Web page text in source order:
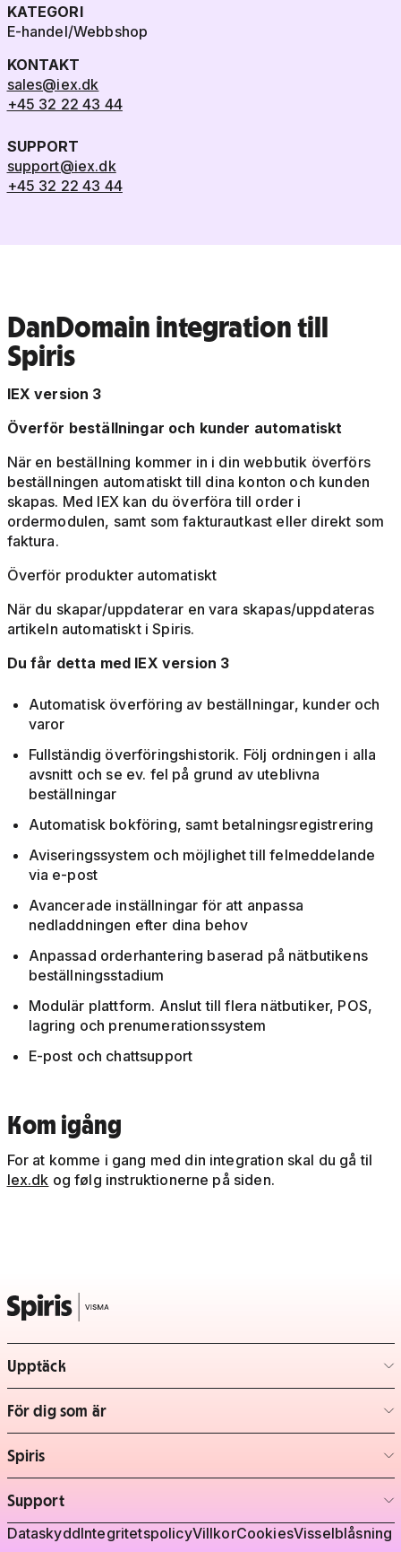
KATEGORI
E-handel/Webbshop
KONTAKT
sales@iex.dk
+45 32 22 43 44
SUPPORT
support@iex.dk
+45 32 22 43 44
DanDomain integration till
Spiris
IEX version 3
Överför beställningar och kunder automatiskt
När en beställning kommer in i din webbutik överförs
beställningen automatiskt till dina konton och kunden
skapas. Med IEX kan du överföra till order i
ordermodulen, samt som fakturautkast eller direkt som
faktura.
Överför produkter automatiskt
När du skapar/uppdaterar en vara skapas/uppdateras
artikeln automatiskt i Spiris.
Du får detta med IEX version 3
Automatisk överföring av beställningar, kunder och
varor
Fullständig överföringshistorik. Följ ordningen i alla
avsnitt och se ev. fel på grund av uteblivna
beställningar
Automatisk bokföring, samt betalningsregistrering
Aviseringssystem och möjlighet till felmeddelande
via e-post
Avancerade inställningar för att anpassa
nedladdningen efter dina behov
Anpassad orderhantering baserad på nätbutikens
beställningsstadium
Modulär plattform. Anslut till flera nätbutiker, POS,
lagring och prenumerationssystem
E-post och chattsupport
Kom igång
For at komme i gang med din integration skal du gå til
Iex.dk og følg instruktionerne på siden.
Upptäck
– klicka för att expandera lista
För dig som är
– klicka för att expandera lista
Spiris
– klicka för att expandera lista
Support
– klicka för att expandera lista
Juridisk information
DataskyddIntegritetspolicyVillkorCookiesVisselblåsning